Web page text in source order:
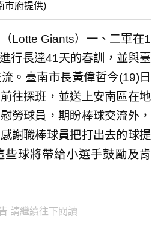
市府提供)
Lotte Giants）一、二軍在1
行長達41天的春訓，並與臺
。臺南市長黃偉哲今(19)日
往探班，並送上安南區在地
勞球員，期盼棒球交流外，
謝職棒球員把打出去的球提
些球將帶給小選手鼓勵及肯
請繼續往下閱讀